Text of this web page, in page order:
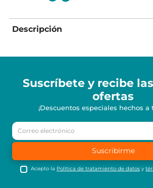
Descripción
Suscríbete y recibe
ofertas
¡Descuentos especiales hechos
Suscribirme
Acepto la Política de tratamiento de datos y